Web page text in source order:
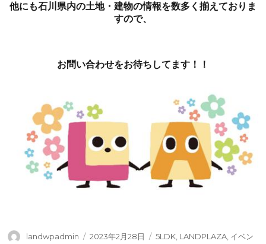
他にも石川県内の土地・建物の情報を数多く揃えておりま
すので、
お問い合わせをお待ちしてます！！
投
landwpadmin
投
2023年2月28日
タ
5LDK LANDPLAZA イベン